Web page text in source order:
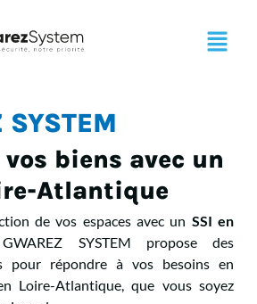
SYSTEM
biens avec un
Atlantique
de vos espaces avec un SSI en
SYSTEM propose des
pour répondre à vos besoins en
Loire-Atlantique, que vous soyez